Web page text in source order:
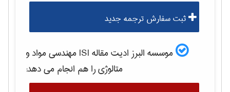
ثبت سفارش ترجمه جدید
موسسه البرز ادیت مقاله ISI
مهندسی مواد و
متالوژیرا هم انجام می دهد: